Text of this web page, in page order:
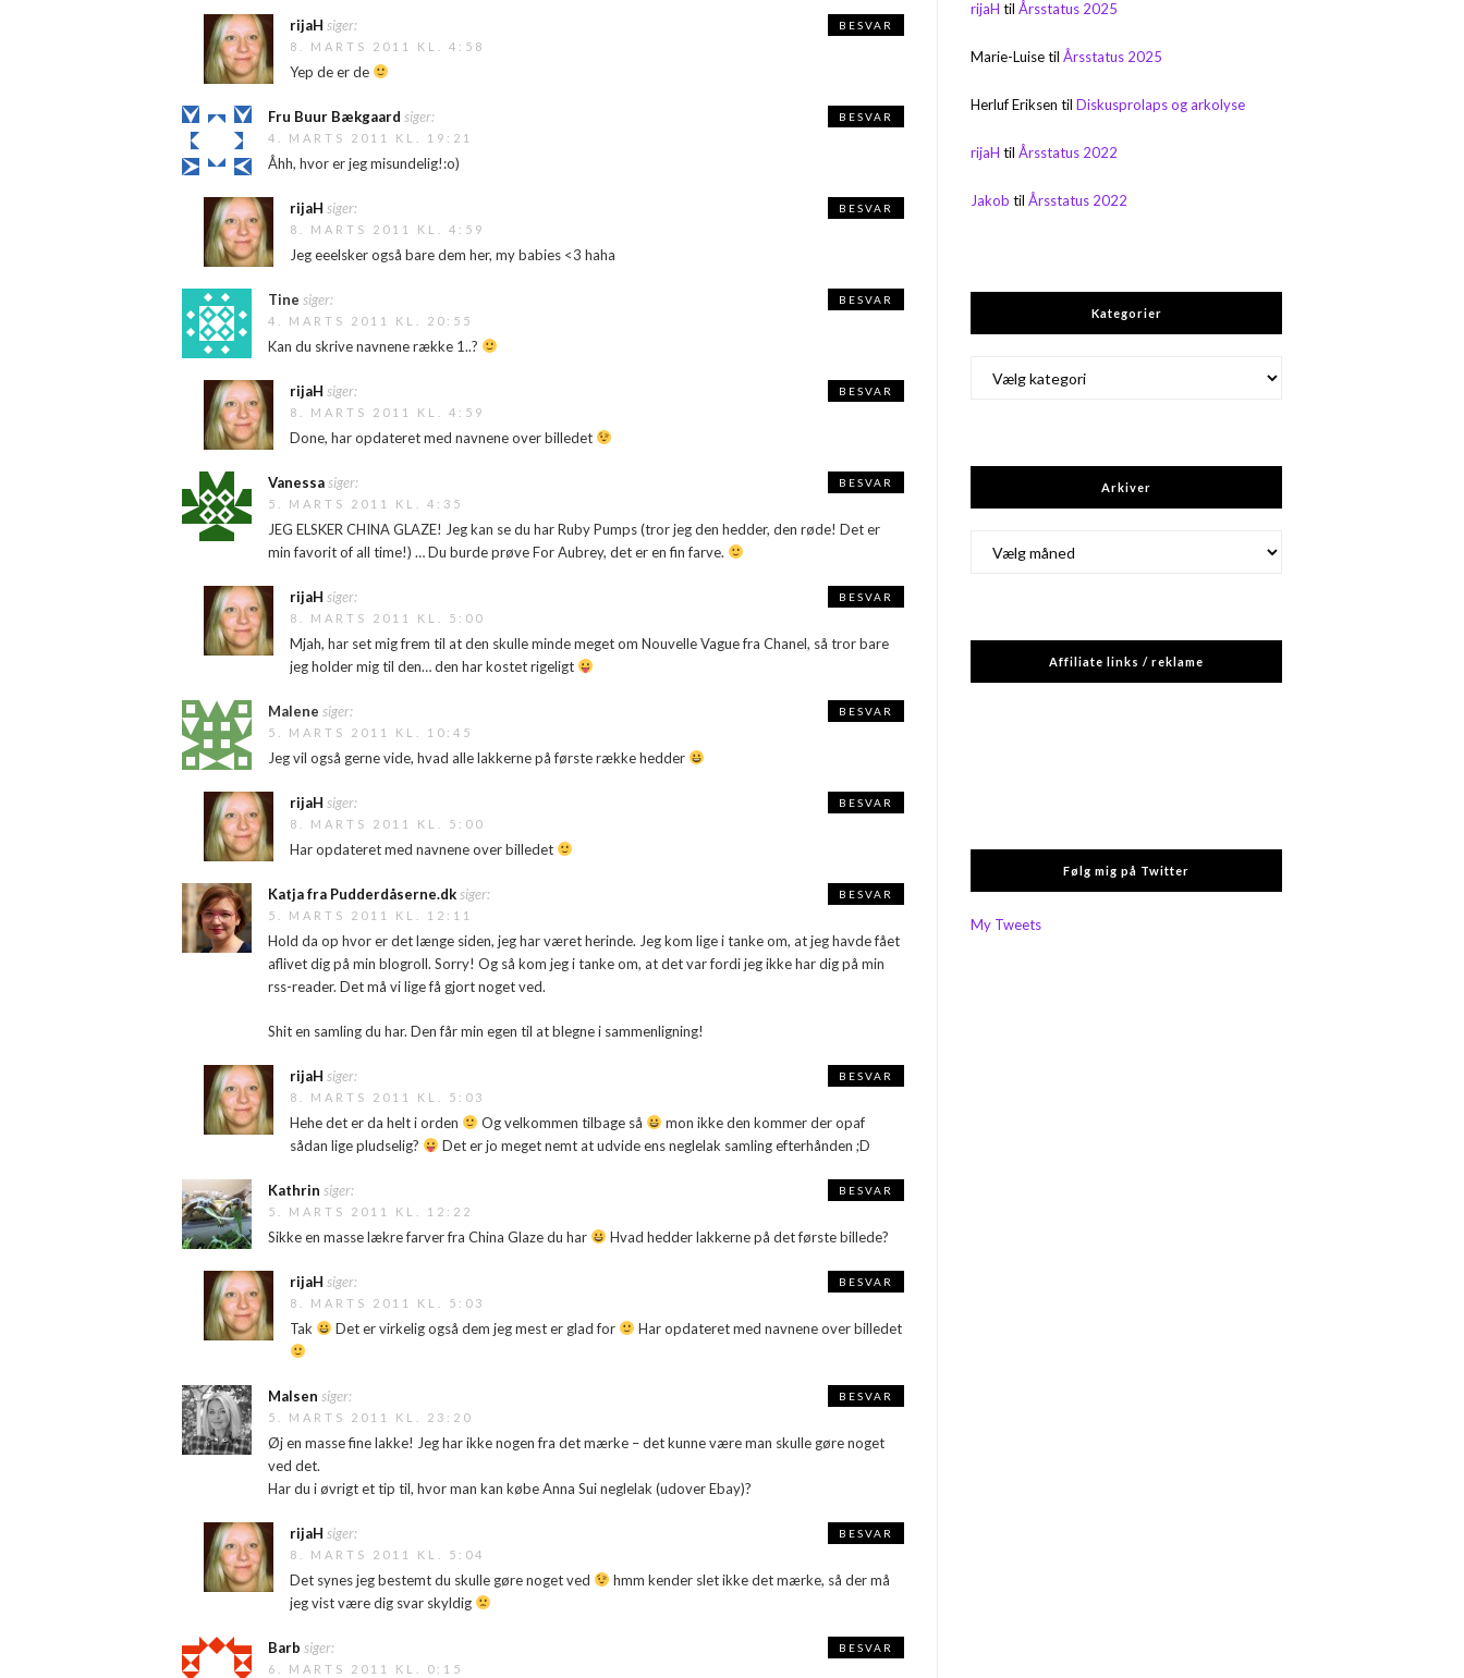
rijaH siger:
8. MARTS 2011 KL. 4:58
Yep de er de
BESVAR
Fru Buur Bækgaard siger:
4. MARTS 2011 KL. 19:21
Åhh, hvor er jeg misundelig!:o)
BESVAR
rijaH siger:
8. MARTS 2011 KL. 4:59
Jeg eeelsker også bare dem her, my babies <3 haha
BESVAR
Tine siger:
4. MARTS 2011 KL. 20:55
Kan du skrive navnene række 1..?
BESVAR
rijaH siger:
8. MARTS 2011 KL. 4:59
Done, har opdateret med navnene over billedet
BESVAR
Vanessasiger:
5. MARTS 2011 KL. 4:35
JEG ELSKER CHINA GLAZE! Jeg kan se du har Ruby Pumps (tror jeg den hedder, den røde! Det er
min favorit of all time!) … Du burde prøve For Aubrey, det er en fin farve.
BESVAR
rijaH siger:
8. MARTS 2011 KL. 5:00
Mjah, har set mig frem til at den skulle minde meget om Nouvelle Vague fra Chanel, så tror bare
jeg holder mig til den… den har kostet rigeligt
BESVAR
Malene siger:
5. MARTS 2011 KL. 10:45
Jeg vil også gerne vide, hvad alle lakkerne på første række hedder
BESVAR
rijaH siger:
8. MARTS 2011 KL. 5:00
Har opdateret med navnene over billedet
BESVAR
Katja fra Pudderdåserne.dksiger:
5. MARTS 2011 KL. 12:11
Hold da op hvor er det længe siden, jeg har været herinde. Jeg kom lige i tanke om, at jeg havde fået
aflivet dig på min blogroll. Sorry! Og så kom jeg i tanke om, at det var fordi jeg ikke har dig på min
rss-reader. Det må vi lige få gjort noget ved.
Shit en samling du har. Den får min egen til at blegne i sammenligning!
BESVAR
rijaH siger:
8. MARTS 2011 KL. 5:03
Hehe det er da helt i orden Og velkommen tilbage så
mon ikke den kommer der opaf
sådan lige pludselig?
Det er jo meget nemt at udvide ens neglelak samling efterhånden ;D
BESVAR
Kathrin siger:
5. MARTS 2011 KL. 12:22
Sikke en masse lækre farver fra China Glaze du har Hvad hedder lakkerne på det første billede?
BESVAR
rijaH siger:
8. MARTS 2011 KL. 5:03
Tak Det er virkelig også dem jeg mest er glad for Har opdateret med navnene over billedet
BESVAR
Malsen siger:
5. MARTS 2011 KL. 23:20
Øj en masse fine lakke! Jeg har ikke nogen fra det mærke – det kunne være man skulle gøre noget
ved det.
Har du i øvrigt et tip til, hvor man kan købe Anna Sui neglelak (udover Ebay)?
BESVAR
rijaH siger:
8. MARTS 2011 KL. 5:04
Det synes jeg bestemt du skulle gøre noget ved
hmm kender slet ikke det mærke, så der må
jeg vist være dig svar skyldig
BESVAR
Barb siger:
6. MARTS 2011 KL. 0:15
BESVAR
rijaH tilÅrsstatus 2025
Marie-LuisetilÅrsstatus 2025
Herluf Eriksen tilDiskusprolaps og arkolyse
rijaH tilÅrsstatus 2022
Jakob tilÅrsstatus 2022
Kategorier
Arkiver
Affiliate links / reklame
Følg mig på Twitter
My Tweets